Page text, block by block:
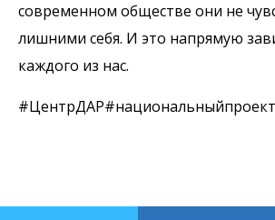
современном обществе они не
лишними себя. И это напрямую
каждого из нас.